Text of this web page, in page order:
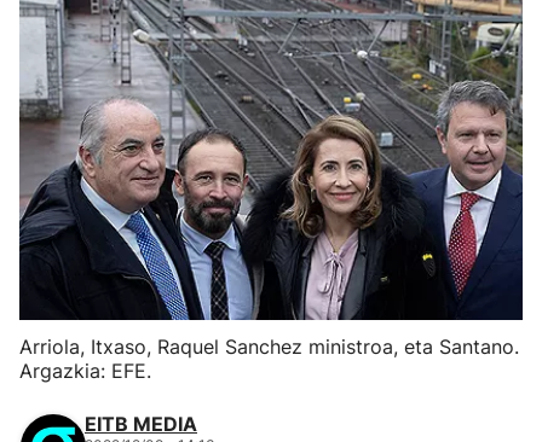
Arriola, Itxaso, Raquel Sanchez ministroa, eta Santano.
Argazkia: EFE.
EITB MEDIA